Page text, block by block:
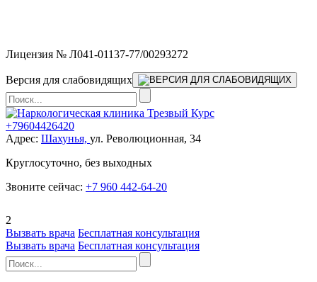
Лицензия № Л041-01137-77/00293272
Версия для слабовидящих
+79604426420
Адрес: Шахунья, ул. Революционная, 34
Круглосуточно, без выходных
Звоните сейчас: +7 960 442-64-20
2
Вызвать врача Бесплатная консультация
Вызвать врача Бесплатная консультация